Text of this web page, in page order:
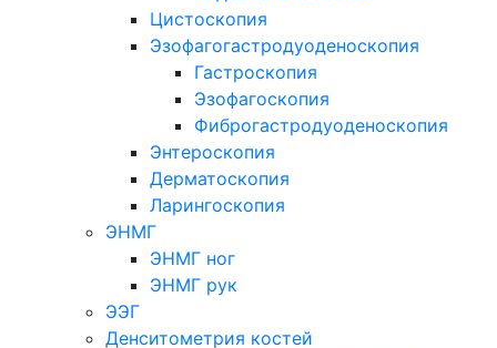
Цистоскопия
Эзофагогастродуоденоскопия
Гастроскопия
Эзофагоскопия
Фиброгастродуоденоскопия
Энтероскопия
Дерматоскопия
Ларингоскопия
ЭНМГ
ЭНМГ ног
ЭНМГ рук
ЭЭГ
Денситометрия костей